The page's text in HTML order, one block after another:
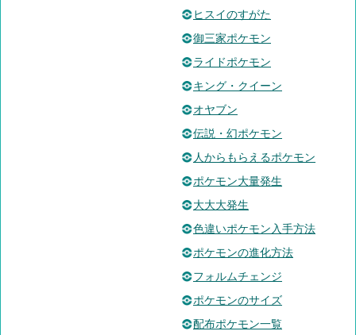
ヒスイのすがた
御三家ポケモン
ライドポケモン
キング・クイーン
オヤブン
伝説・幻ポケモン
人からもらえるポケモン
ポケモン大量発生
大大大発生
色違いポケモン入手方法
ポケモンの進化方法
フォルムチェンジ
ポケモンのサイズ
配布ポケモン一覧